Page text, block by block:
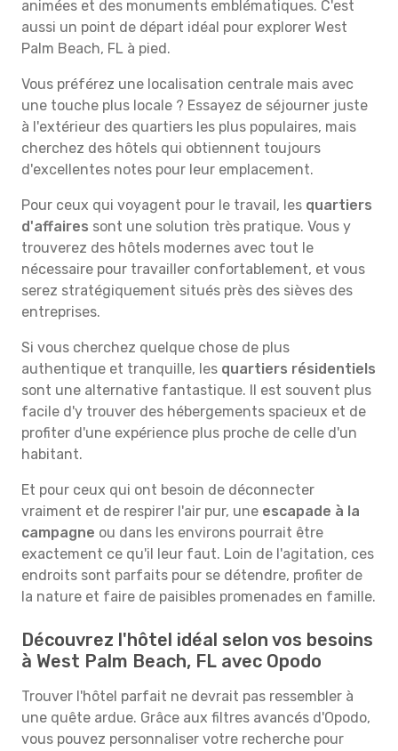
animées et des monuments emblématiques. C'est
aussi un point de départ idéal pour explorer West
Palm Beach, FL à pied.
Vous préférez une localisation centrale mais avec
une touche plus locale ? Essayez de séjourner juste
à l'extérieur des quartiers les plus populaires, mais
cherchez des hôtels qui obtiennent toujours
d'excellentes notes pour leur emplacement.
Pour ceux qui voyagent pour le travail, les quartiers
d'affaires sont une solution très pratique. Vous y
trouverez des hôtels modernes avec tout le
nécessaire pour travailler confortablement, et vous
serez stratégiquement situés près des sièves des
entreprises.
Si vous cherchez quelque chose de plus
authentique et tranquille, les quartiers résidentiels
sont une alternative fantastique. Il est souvent plus
facile d'y trouver des hébergements spacieux et de
profiter d'une expérience plus proche de celle d'un
habitant.
Et pour ceux qui ont besoin de déconnecter
vraiment et de respirer l'air pur, une escapade à la
campagne ou dans les environs pourrait être
exactement ce qu'il leur faut. Loin de l'agitation, ces
endroits sont parfaits pour se détendre, profiter de
la nature et faire de paisibles promenades en famille.
Découvrez l'hôtel idéal selon vos besoins
à West Palm Beach, FL avec Opodo
Trouver l'hôtel parfait ne devrait pas ressembler à
une quête ardue. Grâce aux filtres avancés d'Opodo,
vous pouvez personnaliser votre recherche pour